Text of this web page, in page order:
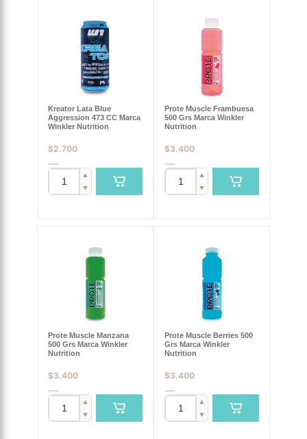
Kreator Lata Blue
Aggression 473 CC Marca
Winkler Nutrition
$2.700
▲
▼
Prote Muscle Frambuesa
500 Grs Marca Winkler
Nutrition
$3.400
▲
▼
Prote Muscle Manzana
500 Grs Marca Winkler
Nutrition
$3.400
▲
▼
Prote Muscle Berries 500
Grs Marca Winkler
Nutrition
$3.400
▲
▼